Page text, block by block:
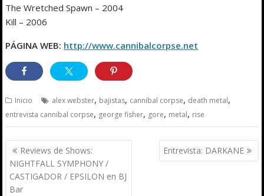
The Wretched Spawn – 2004
Kill – 2006
PÁGINA WEB: http://www.cannibalcorpse.net
Inicio alex webster, bajistas, cannibal corpse, death metal,
entrevista cannibal corpse, george fisher, gore, metal, rise
Navegación
de
entradas
Reviews de Shows:
NIGHTFALL SYMPHONY /
CASTIGADOR / EPSILON en BJ
Bar
Entrevista: DARKANE